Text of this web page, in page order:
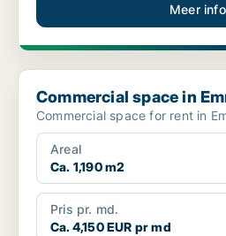
Meer info
Commercial space in Emmen,
Commercial space in
Commercial space for rent in
Areal
Ca. 1,190 m2
Pris pr. md.
Ca. 4,150 EUR pr md